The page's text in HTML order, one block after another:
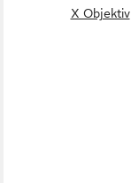
X Objektiv